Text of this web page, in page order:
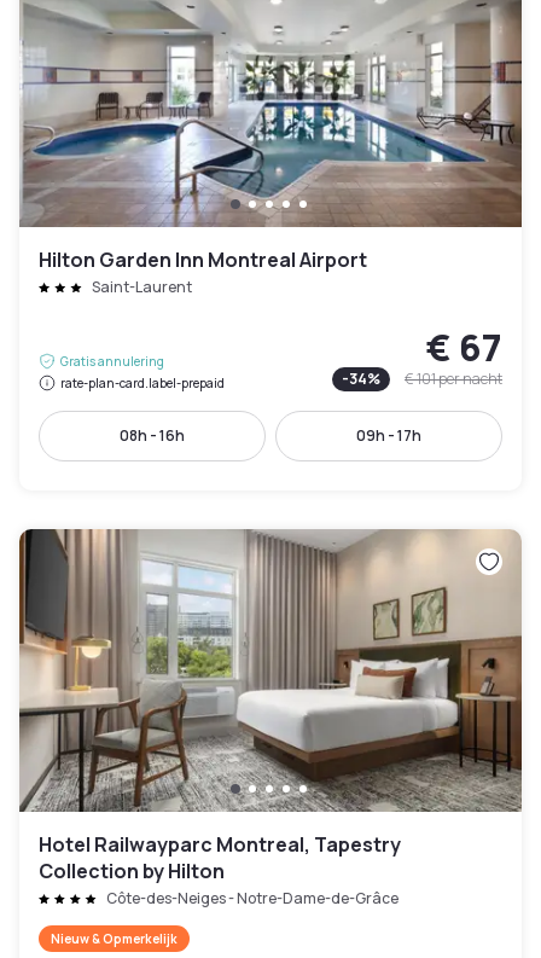
Hilton Garden Inn Montreal Airport
Saint-Laurent
Gratis annulering
rate-plan-card.label-prepaid
€ 67
-34% € 101per nacht
08h - 16h 09h - 17h
Hotel Railwayparc Montreal, Tapestry
Collection by Hilton
Côte-des-Neiges - Notre-Dame-de-Grâce
Nieuw & Opmerkelijk